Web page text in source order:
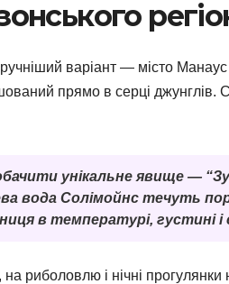
варіант — місто Манаус
прямо в серці джунглів.
унікальне явище —
вода Солімойнс течуть
в температурі, густині
риболовлю і нічні